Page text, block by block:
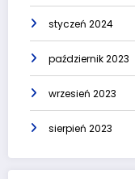
styczeń 2024
październik 2023
wrzesień 2023
sierpień 2023